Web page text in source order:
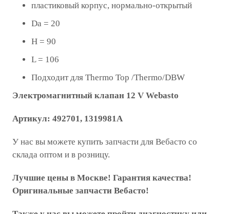
пластиковый корпус, нормально-открытый
Da = 20
H = 90
L = 106
Подходит для Thermo Top /Thermo/DBW
Электромагнитный клапан 12 V Webasto
Артикул: 492701, 1319981A
У нас вы можете купить запчасти для Вебасто со
склада оптом и в розницу.
Лучшие цены в Москве! Гарантия качества!
Оригинальные запчасти Вебасто!